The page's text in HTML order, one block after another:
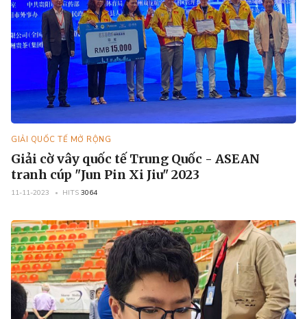
GIẢI QUỐC TẾ MỞ RỘNG
Giải cờ vây quốc tế Trung Quốc - ASEAN
tranh cúp "Jun Pin Xi Jiu" 2023
11-11-2023 HITS 3064